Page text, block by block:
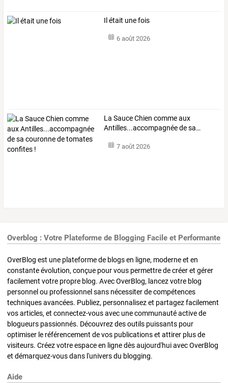
Il était une fois
6 août 2026
La SauceChien commeaux
Antilles...accompagnéedesa…
7 août 2026
Overblog : Votre Plateforme de Blogging Facile et Performante
OverBlog est une plateforme de blogs en ligne, moderne et en
constante évolution, conçue pour vous permettre de créer et gérer
facilement votre propre blog. Avec OverBlog, lancez votre blog
personnel ou professionnel sans nécessiter de compétences
techniques avancées. Publiez, personnalisez et partagez facilement
vos articles, et connectez-vous avec une communauté active de
blogueurs passionnés. Découvrez des outils puissants pour
optimiser le référencement de vos publications et attirer plus de
visiteurs. Créez votre espace en ligne dès aujourd'hui avec OverBlog
et démarquez-vous dans l'univers du blogging.
Aide